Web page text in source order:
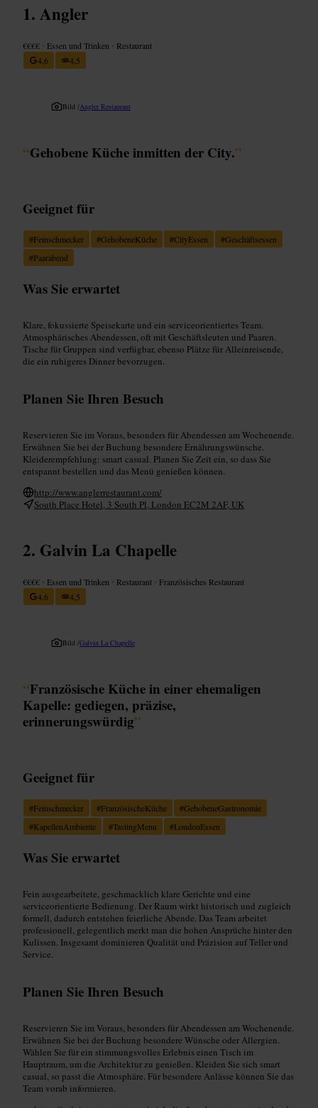
Angler
€€€€ • Essen und Trinken • Restaurant
4,6
4,5
Bild /Angler Restaurant
“Gehobene Küche inmitten der City.”
Geeignet für
#Feinschmecker #GehobeneKüche #CityEssen #Geschäftsessen
#Paarabend
Was Sie erwartet
Klare, fokussierte Speisekarte und ein serviceorientiertes Team.
Atmosphärisches Abendessen, oft mit Geschäftsleuten und Paaren.
Tische für Gruppen sind verfügbar, ebenso Plätze für Alleinreisende,
die ein ruhigeres Dinner bevorzugen.
Planen Sie Ihren Besuch
Reservieren Sie im Voraus, besonders für Abendessen am Wochenende.
Erwähnen Sie bei der Buchung besondere Ernährungswünsche.
Kleiderempfehlung: smart casual. Planen Sie Zeit ein, so dass Sie
entspannt bestellen und das Menü genießen können.
http://www.anglerrestaurant.com/
South Place Hotel, 3 South Pl, London EC2M 2AF, UK
Galvin La Chapelle
€€€€ • Essen und Trinken • Restaurant • Französisches Restaurant
4,6
4,5
Bild /Galvin La Chapelle
“Französische Küche in einer ehemaligen
Kapelle: gediegen, präzise,
erinnerungswürdig”
Geeignet für
#Feinschmecker #FranzösischeKüche #GehobeneGastronomie
#KapellenAmbiente #TastingMenu #LondonEssen
Was Sie erwartet
Fein ausgearbeitete, geschmacklich klare Gerichte und eine
serviceorientierte Bedienung. Der Raum wirkt historisch und zugleich
formell, dadurch entstehen feierliche Abende. Das Team arbeitet
professionell, gelegentlich merkt man die hohen Ansprüche hinter den
Kulissen. Insgesamt dominieren Qualität und Präzision auf Teller und
Service.
Planen Sie Ihren Besuch
Reservieren Sie im Voraus, besonders für Abendessen am Wochenende.
Erwähnen Sie bei der Buchung besondere Wünsche oder Allergien.
Wählen Sie für ein stimmungsvolles Erlebnis einen Tisch im
Hauptraum, um die Architektur zu genießen. Kleiden Sie sich smart
casual, so passt die Atmosphäre. Für besondere Anlässe können Sie das
Team vorab informieren.